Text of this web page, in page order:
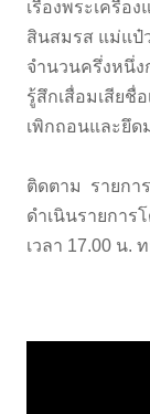
เรื่องพระเครื่อ
สินสมรส แม่แป๋
จำนวนครึ่งหนึ่
รู้สึกเสื่อมเสียชื่
เพิกถอนและยึ
ติดตาม รายกา
ดำเนินรายการ
เวลา 17.00 น.